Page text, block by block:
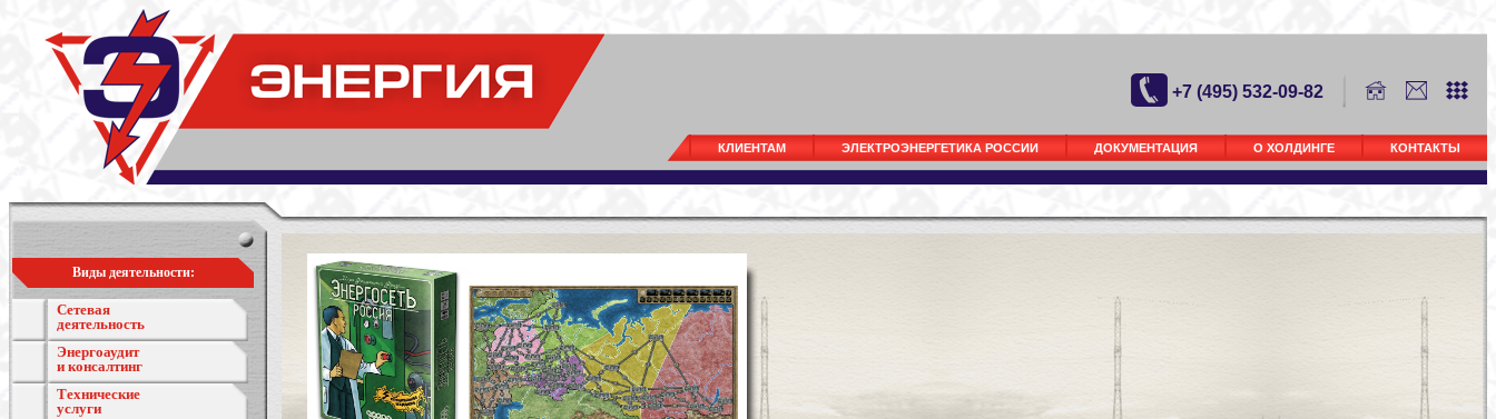
+7 (495) 532-09-82
КЛИЕНТАМ ЭЛЕКТРОЭНЕРГЕТИКА РОССИИ ДОКУМЕНТАЦИЯ О ХОЛДИНГЕ КОНТАКТЫ
Виды деятельности:
Сетевая
деятельность
Энергоаудит
и консалтинг
Технические
услуги